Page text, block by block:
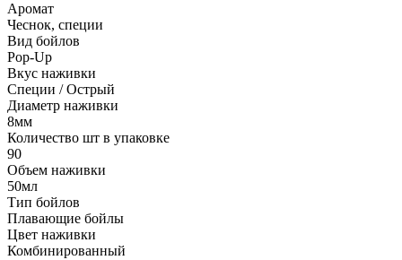
Аромат
Чеснок, специи
Вид бойлов
Pop-Up
Вкус наживки
Специи / Острый
Диаметр наживки
8мм
Количество шт в упаковке
90
Объем наживки
50мл
Тип бойлов
Плавающие бойлы
Цвет наживки
Комбинированный